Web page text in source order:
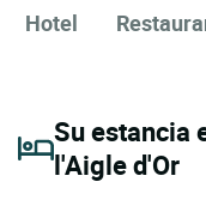
Hotel
Su estancia
l'Aigle d'Or